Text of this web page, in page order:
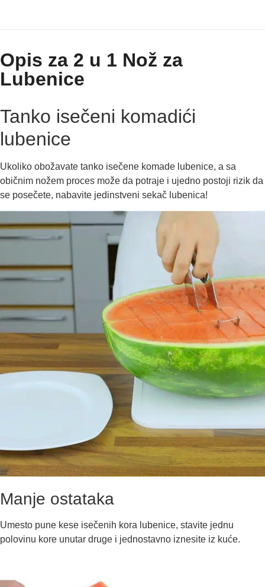
Opis za 2 u 1 Nož za
Lubenice
Tanko isečeni komadići
lubenice
Ukoliko obožavate tanko isečene komade lubenice, a sa
običnim nožem proces može da potraje i ujedno postoji rizik da
se posečete, nabavite jedinstveni sekač lubenica!
Manje ostataka
Umesto pune kese isečenih kora lubenice, stavite jednu
polovinu kore unutar druge i jednostavno iznesite iz kuće.